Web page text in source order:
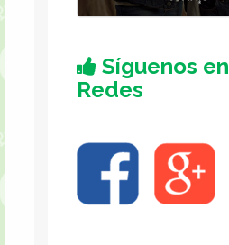
Síguenos en
Redes